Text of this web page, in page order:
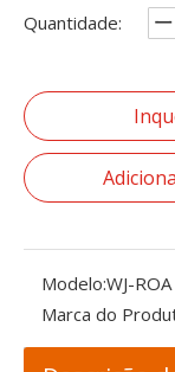
Quantidade:
Modelo:WJ-ROA
Marca do